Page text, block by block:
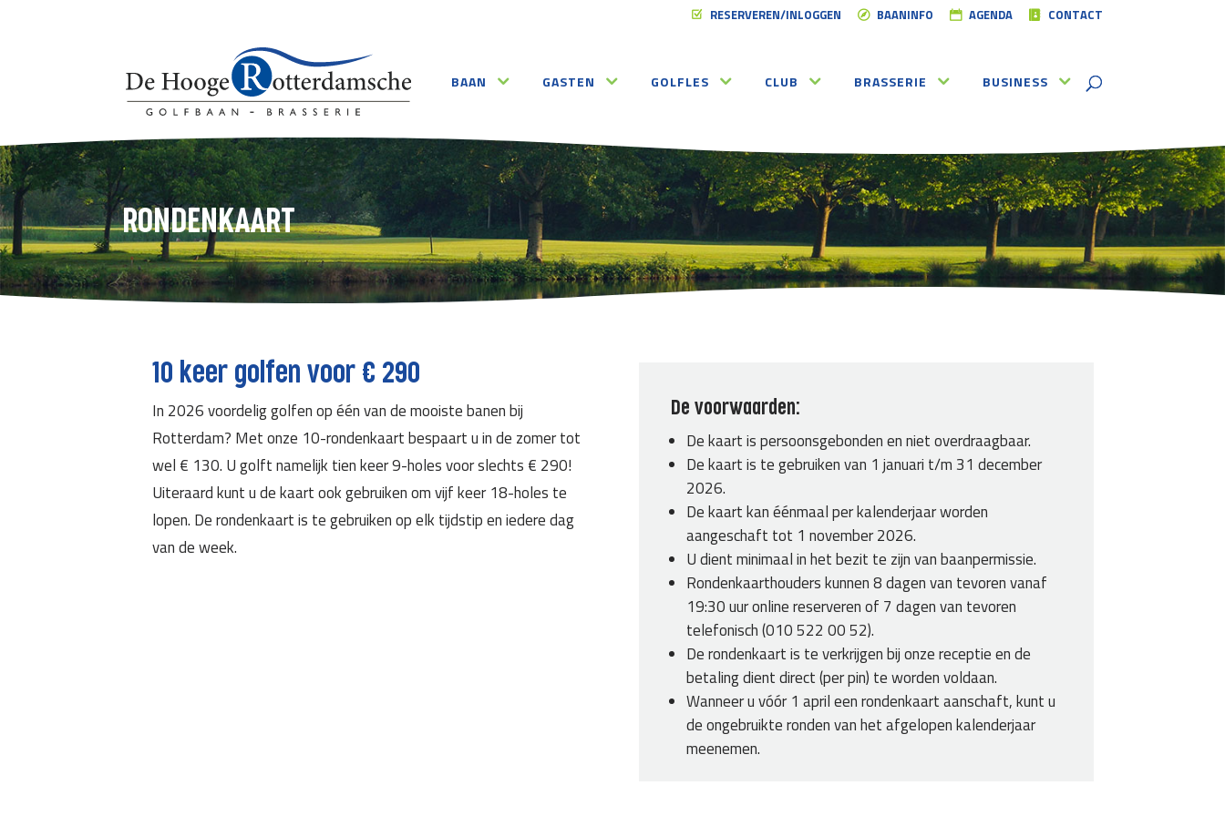
RESERVEREN/INLOGGEN BAANINFO AGENDA CONTACT
BAAN GASTEN GOLFLES CLUB BRASSERIE BUSINESS
RONDENKAART
10 keer golfen voor € 290
In 2026 voordelig golfen op één van de mooiste banen bij
Rotterdam? Met onze 10-rondenkaart bespaart u in de zomer tot
wel € 130. U golft namelijk tien keer 9-holes voor slechts € 290!
Uiteraard kunt u de kaart ook gebruiken om vijf keer 18-holes te
lopen. De rondenkaart is te gebruiken op elk tijdstip en iedere dag
van de week.
De voorwaarden:
De kaart is persoonsgebonden en niet overdraagbaar.
De kaart is te gebruiken van 1 januari t/m 31 december
2026.
De kaart kan éénmaal per kalenderjaar worden
aangeschaft tot 1 november 2026.
U dient minimaal in het bezit te zijn van baanpermissie.
Rondenkaarthouders kunnen 8 dagen van tevoren vanaf
19:30 uur online reserveren of 7 dagen van tevoren
telefonisch (010 522 00 52).
De rondenkaart is te verkrijgen bij onze receptie en de
betaling dient direct (per pin) te worden voldaan.
Wanneer u vóór 1 april een rondenkaart aanschaft, kunt u
de ongebruikte ronden van het afgelopen kalenderjaar
meenemen.